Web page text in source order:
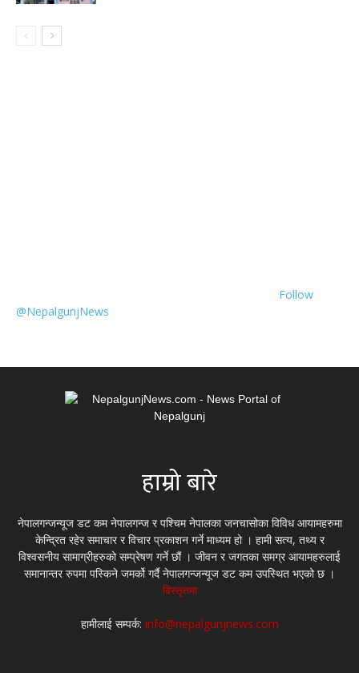
Follow
@NepalgunjNews
हाम्रो बारे
नेपालगन्जन्यूज डट कम नेपालगन्ज र पश्चिम नेपालका जनचासोका विविध आयामहरुमा
केन्द्रित रहेर समाचार र विचार प्रकाशन गर्ने माध्यम हो । हामी सत्य, तथ्य र
विश्वसनीय सामाग्रीहरुको सम्प्रेषण गर्ने छौं । जीवन र जगतका समग्र आयामहरुलाई
समानान्तर रुपमा पस्किने जमर्को गर्दै नेपालगन्जन्यूज डट कम उपस्थित भएको छ ।
विस्तृतमा
हामीलाई सम्पर्क: info@nepalgunjnews.com